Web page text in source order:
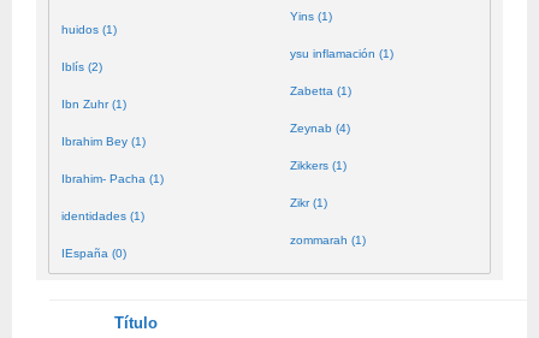
huidos (1)
Iblís (2)
Ibn Zuhr (1)
Ibrahim Bey (1)
Ibrahim- Pacha (1)
identidades (1)
IEspaña (0)
Yins (1)
ysu inflamación (1)
Zabetta (1)
Zeynab (4)
Zikkers (1)
Zikr (1)
zommarah (1)
Título